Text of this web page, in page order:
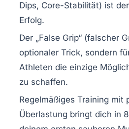
Dips, Core-Stabilität) ist
Erfolg.
Der „False Grip“ (falscher
optionaler Trick, sondern
Athleten die einzige
zu schaffen.
Regelmäßiges Training mit
Überlastung bringt dich in